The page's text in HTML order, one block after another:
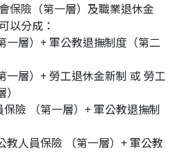
保險（第一層）及職業退休金
以分成：
一層）+ 軍公教退撫制度（第二
一層）+ 勞工退休金新制 或 勞工
保險 （第一層）+ 軍公教退撫制
教人員保險 （第一層）+ 軍公教